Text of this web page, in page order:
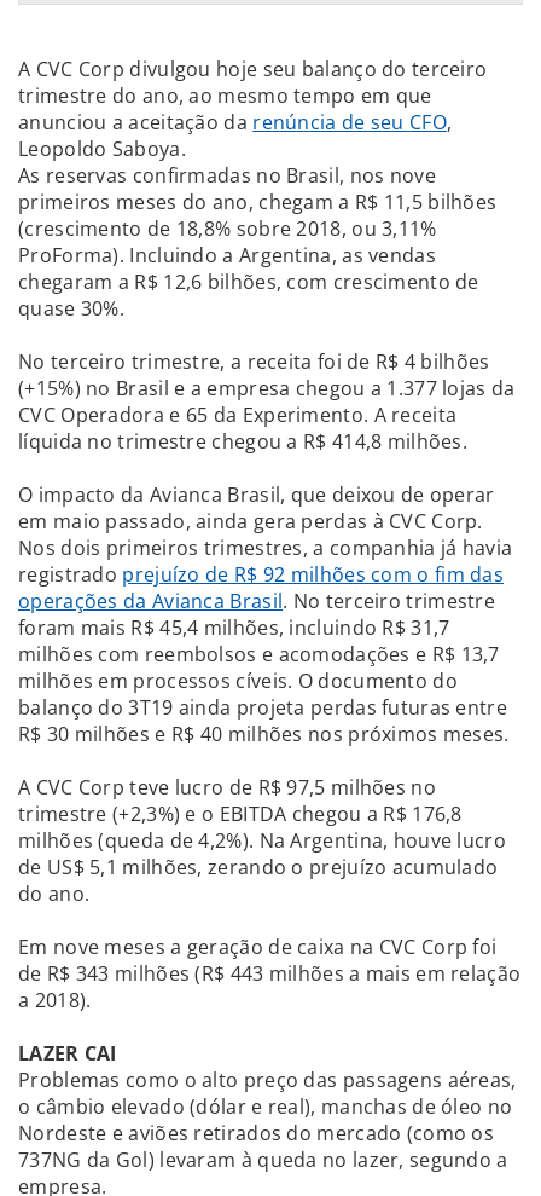
A CVC Corp divulgou hoje seu balanço do terceiro
trimestre do ano, ao mesmo tempo em que
anunciou a aceitação da renúncia de seu CFO,
Leopoldo Saboya.
As reservas confirmadas no Brasil, nos nove
primeiros meses do ano, chegam a R$ 11,5 bilhões
(crescimento de 18,8% sobre 2018, ou 3,11%
ProForma). Incluindo a Argentina, as vendas
chegaram a R$ 12,6 bilhões, com crescimento de
quase 30%.
No terceiro trimestre, a receita foi de R$ 4 bilhões
(+15%) no Brasil e a empresa chegou a 1.377 lojas da
CVC Operadora e 65 da Experimento. A receita
líquida no trimestre chegou a R$ 414,8 milhões.
O impacto da Avianca Brasil, que deixou de operar
em maio passado, ainda gera perdas à CVC Corp.
Nos dois primeiros trimestres, a companhia já havia
registrado prejuízo de R$ 92 milhões com o fim das
operações da Avianca Brasil. No terceiro trimestre
foram mais R$ 45,4 milhões, incluindo R$ 31,7
milhões com reembolsos e acomodações e R$ 13,7
milhões em processos cíveis. O documento do
balanço do 3T19 ainda projeta perdas futuras entre
R$ 30 milhões e R$ 40 milhões nos próximos meses.
A CVC Corp teve lucro de R$ 97,5 milhões no
trimestre (+2,3%) e o EBITDA chegou a R$ 176,8
milhões (queda de 4,2%). Na Argentina, houve lucro
de US$ 5,1 milhões, zerando o prejuízo acumulado
do ano.
Em nove meses a geração de caixa na CVC Corp foi
de R$ 343 milhões (R$ 443 milhões a mais em relação
a 2018).
LAZER CAI
Problemas como o alto preço das passagens aéreas,
o câmbio elevado (dólar e real), manchas de óleo no
Nordeste e aviões retirados do mercado (como os
737NG da Gol) levaram à queda no lazer, segundo a
empresa.